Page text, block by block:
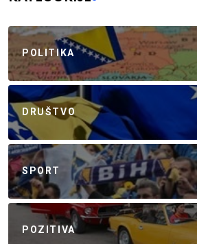
POLITIKA
DRUŠTVO
SPORT
POZITIVA